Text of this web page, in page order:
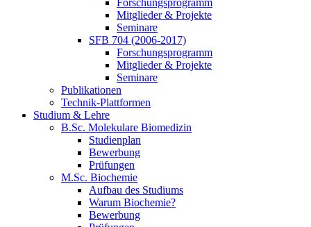
Forschungsprogramm
Mitglieder & Projekte
Seminare
SFB 704 (2006-2017)
Forschungsprogramm
Mitglieder & Projekte
Seminare
Publikationen
Technik-Plattformen
Studium & Lehre
B.Sc. Molekulare Biomedizin
Studienplan
Bewerbung
Prüfungen
M.Sc. Biochemie
Aufbau des Studiums
Warum Biochemie?
Bewerbung